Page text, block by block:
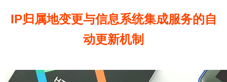
IP归属地变更与信息系统集成服务的自
动更新机制